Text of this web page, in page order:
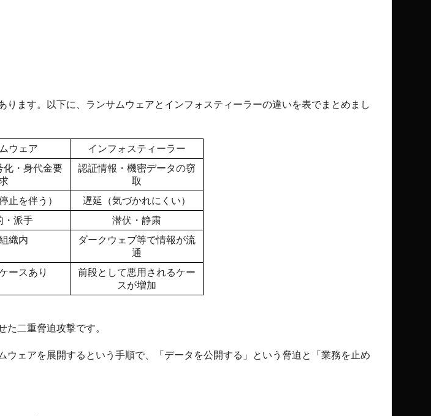
ます。以下に、ランサムウェアとインフォスティーラーの違いを表でまとめまし
ウェア
インフォスティーラー
化・身代金要
認証情報・機密データの窃
取
止を伴う）
遅延（気づかれにくい）
・派手
潜伏・静粛
織内
ダークウェブ等で情報が流
通
ースあり
前段として悪用されるケー
スが増加
二重脅迫攻撃です。
ェアを展開するという手順で、「データを公開する」という脅迫と「業務を止め